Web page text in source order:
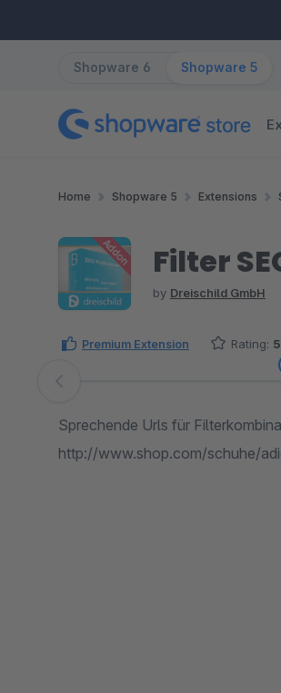
Shopware 6 Shopware 5
Home Shopware 5 Extensions
Filter
by Dreischild GmbH
Premium Extension Rating:
Skip image gallery
Sprechende Urls für
http://www.shop.com/schuhe/